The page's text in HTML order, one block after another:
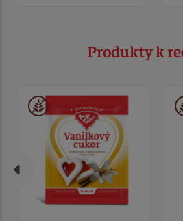
Produkty k